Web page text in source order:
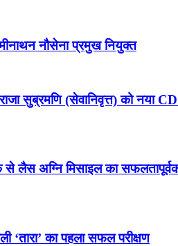
नौसेना प्रमुख नियुक्त
सुब्रमणि (सेवानिवृत्त) को नया
लैस अग्नि मिसाइल का
‘तारा’ का पहला सफल परीक्षण